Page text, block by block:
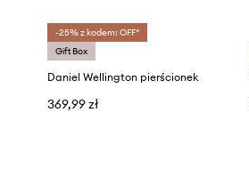
-25% z kodem: OFF*
Gift Box
Daniel Wellington pierścionek
369,99 zł